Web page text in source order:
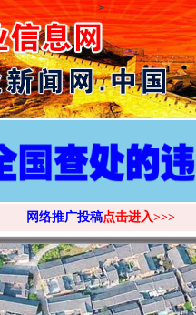
>
网络推广投稿点击进入>>>